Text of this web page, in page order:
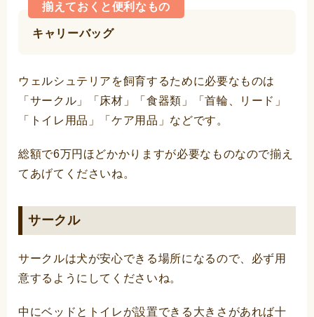
揃えておくと便利なもの
キャリーバッグ
ウェルシュテリアを飼育するために必要なものは
「サークル」「床材」「食器類」「首輪、リード」
「トイレ用品」「ケア用品」などです。
総額で6万円ほどかかりますが必要なものなので揃え
てあげてくださいね。
サークル
サークルは犬が安心できる場所になるので、必ず用
意するようにしてくださいね。
中にベッドとトイレが設置できる大きさがあれば十